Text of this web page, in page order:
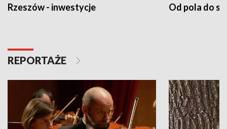
Rzeszów - inwestycje Od pola do
REPORTAŻE